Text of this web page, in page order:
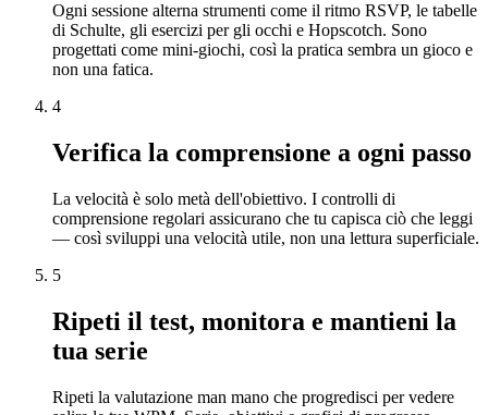
Ogni sessione alterna strumenti come il ritmo RSVP, le tabelle
di Schulte, gli esercizi per gli occhi e Hopscotch. Sono
progettati come mini-giochi, così la pratica sembra un gioco e
non una fatica.
4
Verifica la comprensione a ogni passo
La velocità è solo metà dell'obiettivo. I controlli di
comprensione regolari assicurano che tu capisca ciò che leggi
— così sviluppi una velocità utile, non una lettura superficiale.
5
Ripeti il test, monitora e mantieni la
tua serie
Ripeti la valutazione man mano che progredisci per vedere